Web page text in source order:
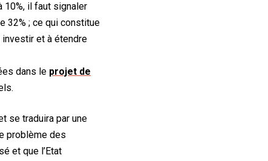
10%, il faut signaler
32% ; ce qui constitue
investir et à étendre
dans le projet de
se traduira par une
problème des
et que l’Etat